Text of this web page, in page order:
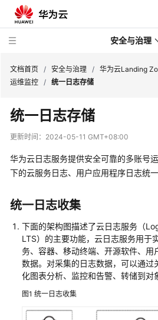
安全与治理
网
站
础
安
护
等
保
二
级
解
方
文档首页 / 安全与治理 / 华为云Landing
运维监控 / 统一日志存储
统一日志存储
更新时间： 2024-05-11 GMT+08:00
华为云日志服务提供安全可靠的多账号
下的云服务日志、用户应用程序日志统
统一日志收集
下面的架构图描述了云日志服务（
LTS）的主要功能，云日志服务用于
务、容器、移动终端、开源软件、用
数据。对采集的日志数据，可以通过
化图表分析、监控和告警、转储到对
图1 统一日志收集